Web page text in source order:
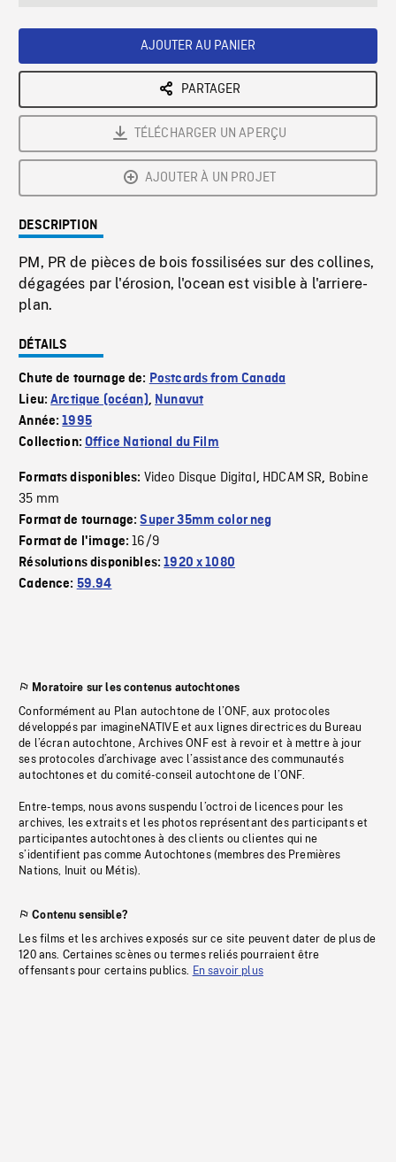
AJOUTER AU PANIER
PARTAGER
TÉLÉCHARGER UN APERÇU
AJOUTER À UN PROJET
DESCRIPTION
PM, PR de pièces de bois fossilisées sur des collines,
dégagées par l'érosion, l'ocean est visible à l'arriere-
plan.
DÉTAILS
Chute de tournage de: Postcards from Canada
Lieu:Arctique (océan), Nunavut
Année:1995
Collection:Office National du Film
Formats disponibles: Video Disque Digital, HDCAM SR, Bobine
35 mm
Format de tournage:Super 35mm color neg
Format de l'image:16/9
Résolutions disponibles:1920 x 1080
Cadence: 59.94
Moratoire sur les contenus autochtones
Conformément au Plan autochtone de l’ONF, aux protocoles
développés par imagineNATIVE et aux lignes directrices du Bureau
de l’écran autochtone, Archives ONF est à revoir et à mettre à jour
ses protocoles d’archivage avec l’assistance des communautés
autochtones et du comité-conseil autochtone de l’ONF.
Entre-temps, nous avons suspendu l’octroi de licences pour les
archives, les extraits et les photos représentant des participants et
participantes autochtones à des clients ou clientes qui ne
s’identifient pas comme Autochtones (membres des Premières
Nations, Inuit ou Métis).
Contenu sensible?
Les films et les archives exposés sur ce site peuvent dater de plus de
120 ans. Certaines scènes ou termes reliés pourraient être
offensants pour certains publics. En savoir plus